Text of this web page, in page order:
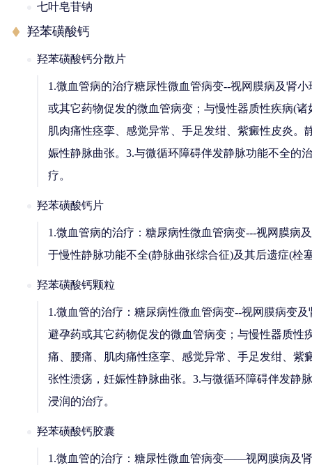
七叶皂苷钠
羟苯磺酸钙
羟苯磺酸钙分散片
1.微血管病的治疗糖尿性微血管病变--视网膜病及肾
或其它药物促发的微血管病变；与慢性器质性疾病(
肌肉痛性痉挛、感觉异常、手足发绀、紫癜性皮炎。
娠性静脉曲张。3.与微循环障碍伴发静脉功能不全的
疗。
羟苯磺酸钙片
1.微血管病的治疗：糖尿病性微血管病变---视网膜病
于慢性静脉功能不全(静脉曲张综合征)及其后遗症(
羟苯磺酸钙颗粒
1.微血管的治疗：糖尿病性微血管病变--视网膜病变
避孕药或其它药物促发的微血管病变；与慢性器质性
痛、腰痛、肌肉痛性痉挛、感觉异常、手足发绀、
张性溃疡，妊娠性静脉曲张。3.与微循环障碍伴发静
浸润的治疗。
羟苯磺酸钙胶囊
1.微血管的治疗：糖尿性微血管病变——视网膜病及